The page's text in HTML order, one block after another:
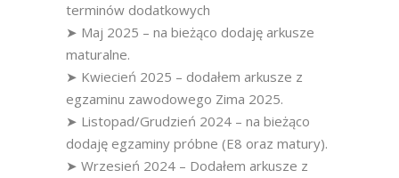
terminów dodatkowych
➤ Maj 2025 – na bieżąco dodaję arkusze
maturalne.
➤ Kwiecień 2025 – dodałem arkusze z
egzaminu zawodowego Zima 2025.
➤ Listopad/Grudzień 2024 – na bieżąco
dodaję egzaminy próbne (E8 oraz matury).
➤ Wrzesień 2024 – Dodałem arkusze z